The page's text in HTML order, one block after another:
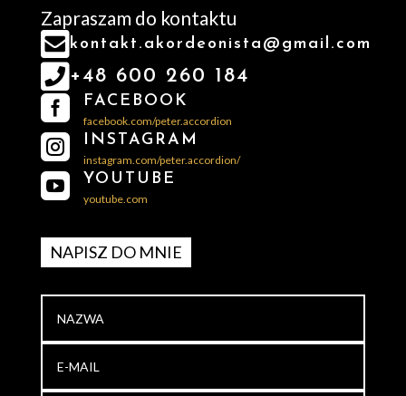
Zapraszam do kontaktu
kontakt.akordeonista@gmail.com
 +48 600 260 184
 FACEBOOK
facebook.com/peter.accordion
 INSTAGRAM
instagram.com/peter.accordion/
 YOUTUBE
youtube.com
NAPISZ DO MNIE